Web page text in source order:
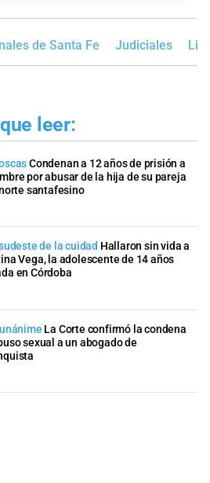
de Santa Fe Judiciales
leer:
Condenan a 12 años de prisión a
por abusar de la hija de su pareja
santafesino
de la cuidad Hallaron sin vida a
Vega, la adolescente de 14 años
en Córdoba
La Corte confirmó la condena
sexual a un abogado de